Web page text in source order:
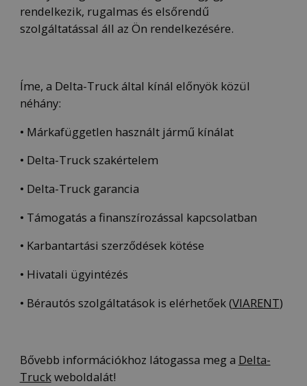
rendelkezik, rugalmas és elsőrendű
szolgáltatással áll az Ön rendelkezésére.
Íme, a Delta-Truck által kínál előnyök közül
néhány:
• Márkafüggetlen használt jármű kínálat
• Delta-Truck szakértelem
• Delta-Truck garancia
• Támogatás a finanszírozással kapcsolatban
• Karbantartási szerződések kötése
• Hivatali ügyintézés
• Bérautós szolgáltatások is elérhetőek (VIARENT)
Bővebb információkhoz látogassa meg a Delta-
Truckweboldalát!